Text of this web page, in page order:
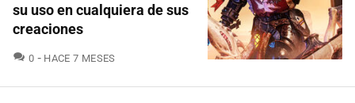
su uso en cualquiera de sus
creaciones
0 COMENTARIOS
HACE 7 MESES